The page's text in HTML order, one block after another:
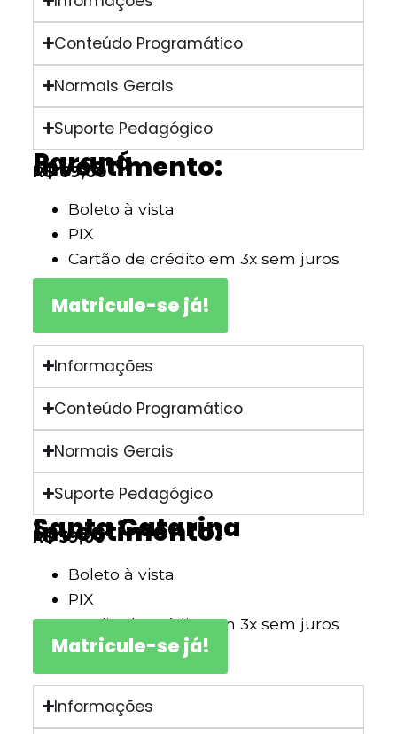
Conteúdo Programático
Normais Gerais
Suporte Pedagógico
Paraná
Investimento:
R$ 69,00
Boleto à vista
PIX
Cartão de crédito em 3x sem juros
Matricule-se já!
Informações
Conteúdo Programático
Normais Gerais
Suporte Pedagógico
Santa Catarina
Investimento:
R$ 59,00
Boleto à vista
PIX
Cartão de crédito em 3x sem juros
Matricule-se já!
Informações